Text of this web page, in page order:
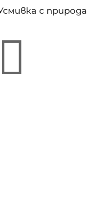
с природа
